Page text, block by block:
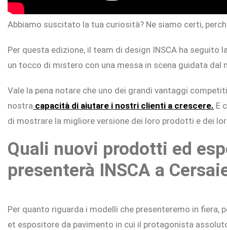
Abbiamo suscitato la tua curiosità? Ne siamo certi,
Per questa edizione, il team di design INSCA ha
un tocco di mistero con una messa in scena guidata dal
Vale la pena notare che uno dei grandi vantaggi
nostra capacità di aiutare i nostri clienti a crescere. E
di mostrare la migliore versione dei loro prodotti e dei
Quali nuovi prodotti ed
presenterà INSCA a
Per quanto riguarda i modelli che presenteremo in
et espositore da pavimento in cui il protagonista